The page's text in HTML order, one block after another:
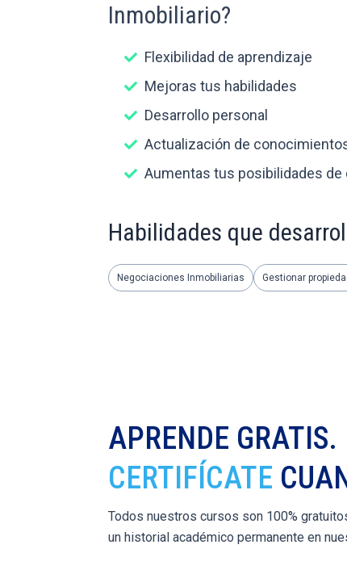
Inmobiliario?
Flexibilidad de aprendizaje
Mejoras tus habilidades
Desarrollo personal
Actualización de
Aumentas tus posibilidades de
Habilidades que
Negociaciones Inmobiliarias Gestionar
APRENDE GRATIS.
CERTIFÍCATE
Todos nuestros cursos son 100%
un historial académico permanente en